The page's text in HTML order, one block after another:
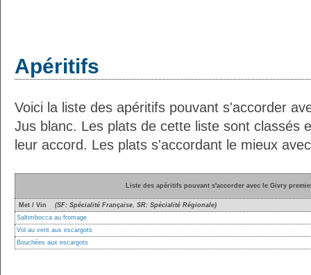
Apéritifs
Voici la liste des apéritifs pouvant s'accorder
Jus blanc. Les plats de cette liste sont classés
leur accord. Les plats s'accordant le mieux
Liste des apéritifs pouvant s'accorder avec le Givry
Met / Vin
(SF: Spécialité Française, SR: Spécialité Régionale)
Saltimbocca au fromage
Vol au vent aux escargots
Bouchées aux escargots